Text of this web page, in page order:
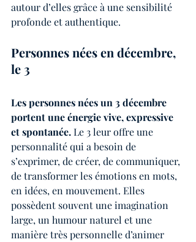
autour d’elles grâce à une sensibilité
profonde et authentique.
Personnes nées en décembre,
le 3
Les personnes nées un 3 décembre
portent une énergie vive, expressive
et spontanée. Le 3 leur offre une
personnalité qui a besoin de
s’exprimer, de créer, de communiquer,
de transformer les émotions en mots,
en idées, en mouvement. Elles
possèdent souvent une imagination
large, un humour naturel et une
manière très personnelle d’animer